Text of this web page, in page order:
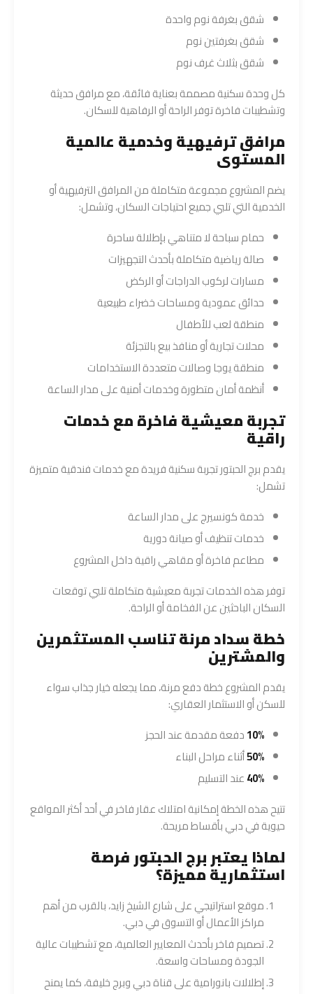
شقق بغرفة نوم واحدة
شقق بغرفتين نوم
شقق بثلاث غرف نوم
كل وحدة سكنية مصممة بعناية فائقة، مع مرافق حديثة
وتشطيبات فاخرة توفر الراحة أو الرفاهية للسكان.
مرافق ترفيهية وخدمية عالمية
المستوى
يضم المشروع مجموعة متكاملة من المرافق الترفيهية أو
الخدمية التي تلبي جميع احتياجات السكان، وتشمل:
حمام سباحة لا متناهي بإطلالة ساحرة
صالة رياضية متكاملة بأحدث التجهيزات
مسارات لركوب الدراجات أو الركض
حدائق عمودية ومساحات خضراء طبيعية
منطقة لعب للأطفال
محلات تجارية أو منافذ بيع بالتجزئة
منطقة يوجا وصالات متعددة الاستخدامات
أنظمة أمان متطورة وخدمات أمنية على مدار الساعة
تجربة معيشية فاخرة مع خدمات
راقية
يقدم برج الحبتور تجربة سكنية فريدة مع خدمات فندقية متميزة
تشمل:
خدمة كونسيرج على مدار الساعة
خدمات تنظيف أو صيانة دورية
مطاعم فاخرة أو مقاهي راقية داخل المشروع
توفر هذه الخدمات تجربة معيشية متكاملة تلبي توقعات
السكان الباحثين عن الفخامة أو الراحة.
خطة سداد مرنة تناسب المستثمرين
والمشترين
يقدم المشروع خطة دفع مرنة، مما يجعله خيار جذاب سواء
للسكن أو الاستثمار العقاري:
10%دفعة مقدمة عند الحجز
50%أثناء مراحل البناء
40%عند التسليم
تتيح هذه الخطة إمكانية امتلاك عقار فاخر في أحد أكثر المواقع
حيوية في دبي بأقساط مريحة.
لماذا يعتبر برج الحبتور فرصة
استثمارية مميزة؟
موقع استراتيجي على شارع الشيخ زايد، بالقرب من أهم
مراكز الأعمال أو التسوق في دبي.
تصميم فاخر بأحدث المعايير العالمية، مع تشطيبات عالية
الجودة ومساحات واسعة.
إطلالات بانورامية على قناة دبي وبرج خليفة، كما يمنح